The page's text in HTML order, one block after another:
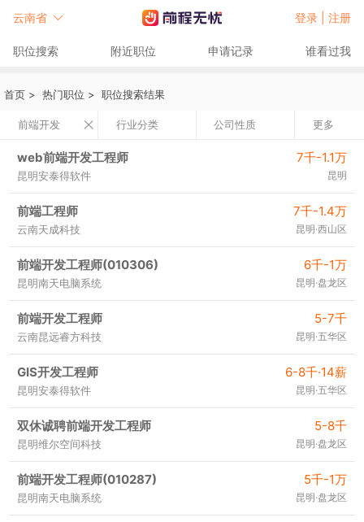
云南省 登录 | 注册
职位搜索 附近职位 申请记录 谁看过我
首页 > 热门职位 > 职位搜索结果
前端开发 行业分类 公司性质 更多
web前端开发工程师 7千-1.1万
昆明安泰得软件 昆明
前端工程师 7千-1.4万
云南天成科技 昆明·西山区
前端开发工程师(010306) 6千-1万
昆明南天电脑系统 昆明·盘龙区
前端开发工程师 5-7千
云南昆远睿方科技 昆明·五华区
GIS开发工程师 6-8千·14薪
昆明安泰得软件 昆明·五华区
双休诚聘前端开发工程师 5-8千
昆明维尔空间科技 昆明·盘龙区
前端开发工程师(010287) 5千-1万
昆明南天电脑系统 昆明·盘龙区